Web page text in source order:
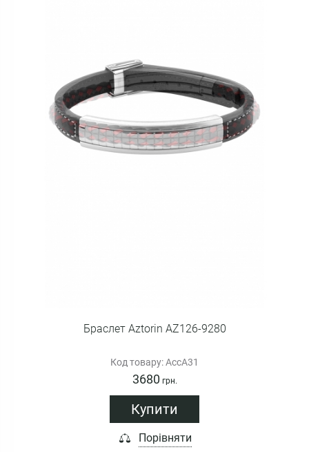
Браслет Aztorin AZ126-9280
Код товару: AccA31
3680 грн.
Купити
Порівняти